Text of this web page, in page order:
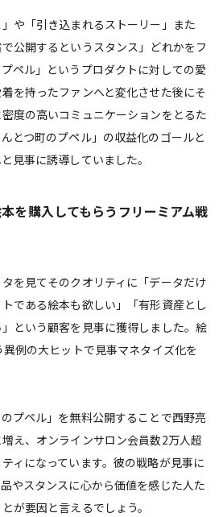
」や「引き込まれるストーリー」また
で公開するというスタンス」どれかをフ
ペル」というプロダクトに対しての愛
を持ったファンへと変化させた後にそ
度の高いコミュニケーションをとるた
とつ町のプペル」の収益化のゴールと
見事に誘導していました。
を購入してもらうフリーミアム戦
を見てそのクオリティに「データだけ
である絵本も欲しい」「有形資産とし
という顧客を見事に獲得しました。絵
例の大ヒットで見事マネタイズ化を
プペル」を無料公開することで西野亮
え、オンラインサロン会員数2万人超
ィになっています。彼の戦略が見事に
やスタンスに心から価値を感じた人た
が要因と言えるでしょう。